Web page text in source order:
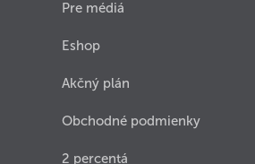
Pre médiá
Eshop
Akčný plán
Obchodné podmienky
2 percentá